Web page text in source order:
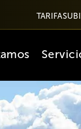
TARIFAS